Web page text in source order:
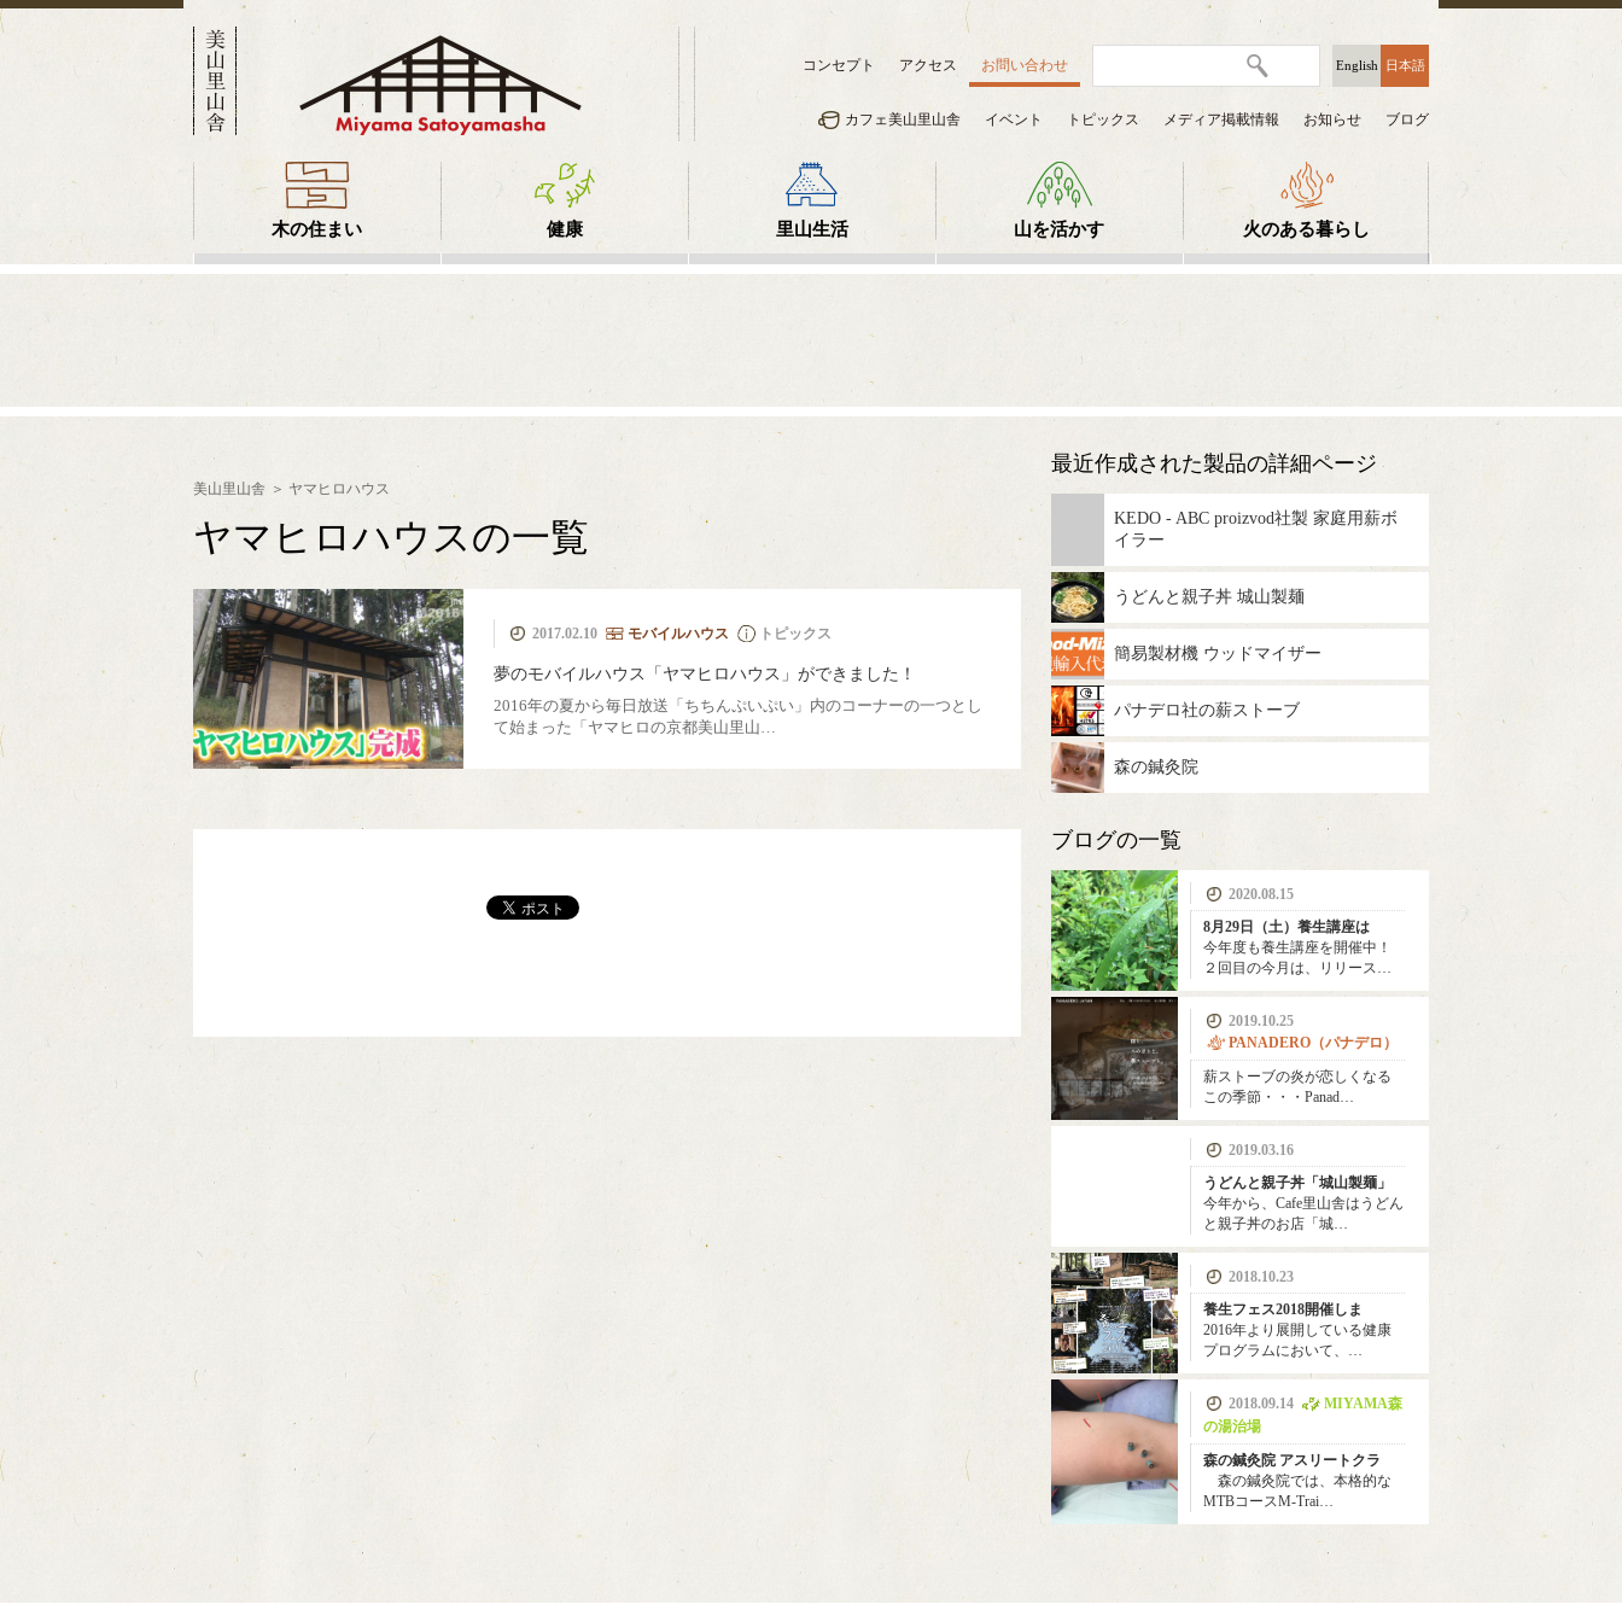
コンセプト アクセス お問い合わせ English 日本語
カフェ美山里山舎 イベント トピックス メディア掲載情報 お知らせ ブログ
木の住まい 健康 里山生活 山を活かす 火のある暮らし
伝統建築 モバイルハウス
MIYAMA森の湯治
場
カフェ美山里山舎 ピコ水力発電
極小規模木質資源
フル活用
簡易製材機 ウッド
マイザー
ウッドチッパー
薪ストーブ 薪ボイラー
美山里山舎 ヤマヒロハウス
ヤマヒロハウスの一覧
2017.02.10 モバイルハウス トピックス
夢のモバイルハウス「ヤマヒロハウス」ができました！
2016年の夏から毎日放送「ちちんぷいぷい」内のコーナーの一つとし
て始まった「ヤマヒロの京都美山里山…
最近作成された製品の詳細ページ
KEDO - ABC proizvod社製 家庭用薪ボ
イラー
うどんと親子丼 城山製麺
簡易製材機 ウッドマイザー
パナデロ社の薪ストーブ
森の鍼灸院
ブログの一覧
2020.08.15
8月29日（土）養生講座は
今年度も養生講座を開催中！
２回目の今月は、リリース…
2019.10.25
PANADERO（パナデロ）
薪ストーブの炎が恋しくなる
この季節・・・Panad…
2019.03.16
うどんと親子丼「城山製麺」
今年から、Cafe里山舎はうどん
と親子丼のお店「城…
2018.10.23
養生フェス2018開催しま
2016年より展開している健康
プログラムにおいて、…
2018.09.14
MIYAMA森
の湯治場
森の鍼灸院 アスリートクラ
森の鍼灸院では、本格的な
MTBコースM-Trai…